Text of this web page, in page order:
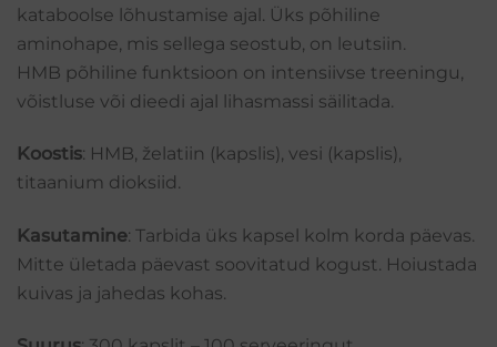
kataboolse lõhustamise ajal. Üks põhiline
aminohape, mis sellega seostub, on leutsiin.
HMB põhiline funktsioon on intensiivse treeningu,
võistluse või dieedi ajal lihasmassi säilitada.
Koostis: HMB, želatiin (kapslis), vesi (kapslis),
titaanium dioksiid.
Kasutamine: Tarbida üks kapsel kolm korda päevas.
Mitte ületada päevast soovitatud kogust. Hoiustada
kuivas ja jahedas kohas.